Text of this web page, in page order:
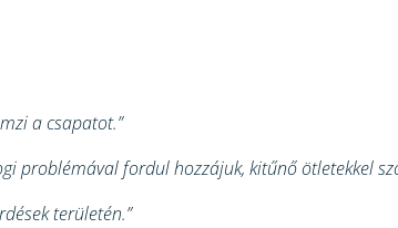
a csapatot.”
problémával fordul hozzájuk, kitűnő ötletekkel
területén.”